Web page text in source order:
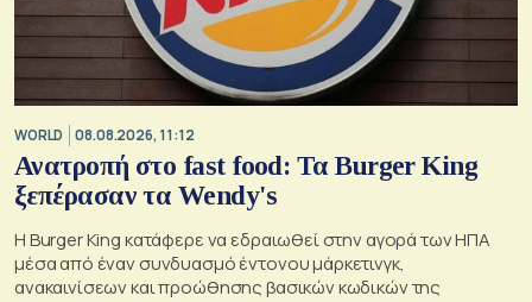
WORLD 08.08.2026, 11:12
Ανατροπή στο fast food: Τα Burger King
ξεπέρασαν τα Wendy's
Η Burger King κατάφερε να εδραιωθεί στην αγορά των ΗΠΑ
μέσα από έναν συνδυασμό έντονου μάρκετινγκ,
ανακαινίσεων και προώθησης βασικών κωδικών της